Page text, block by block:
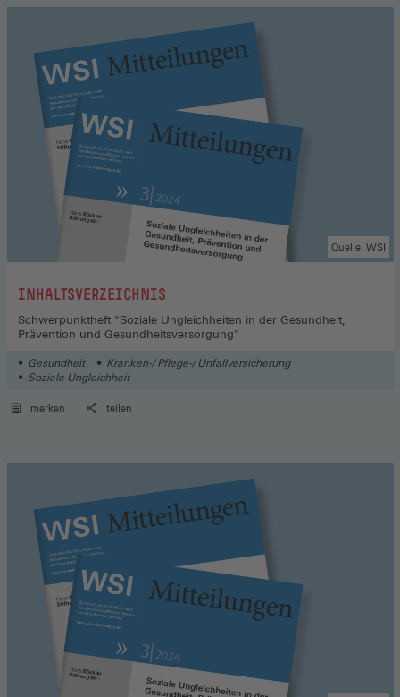
:INHALTSVERZEICHNIS
Quelle: WSI
Schwerpunktheft "Soziale Ungleichheiten in der Gesundheit,
Prävention und Gesundheitsversorgung"
Gesundheit
Kranken-/ Pflege-/ Unfallversicherung
Soziale Ungleichheit
merken teilen